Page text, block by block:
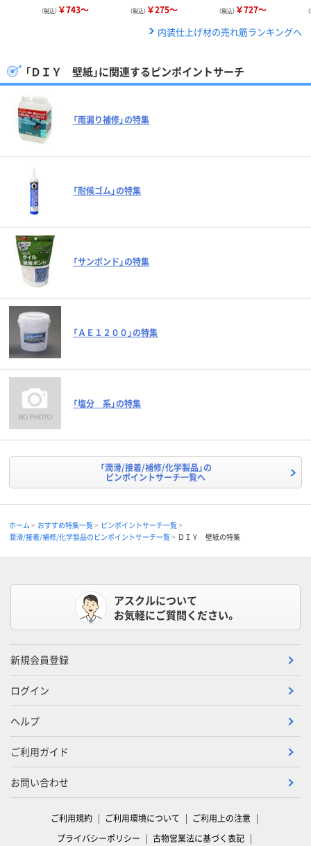
（税込） ￥743～ （税込） ￥275～ （税込） ￥727～
内装仕上げ材の売れ筋ランキングへ
「ＤＩＹ 壁紙」に関連するピンポイントサーチ
「雨漏り補修」の特集
「耐候ゴム」の特集
「サンボンド」の特集
「ＡＥ１２００」の特集
「塩分 系」の特集
「潤滑/接着/補修/化学製品」の
ピンポイントサーチ一覧へ
ホーム おすすめ特集一覧
ピンポイントサーチ一覧
潤滑/接着/補修/化学製品のピンポイントサーチ一覧
ＤＩＹ 壁紙の特集
アスクルについて
お気軽にご質問ください。
新規会員登録
ログイン
ヘルプ
ご利用ガイド
お問い合わせ
ご利用規約 ご利用環境について
ご利用上の注意
プライバシーポリシー
古物営業法に基づく表記